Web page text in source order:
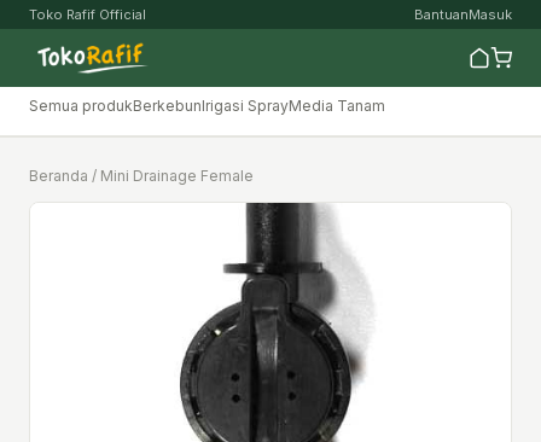
Toko Rafif Official BantuanMasuk
Semua produkBerkebunIrigasi SprayMedia Tanam
Beranda / Mini Drainage Female